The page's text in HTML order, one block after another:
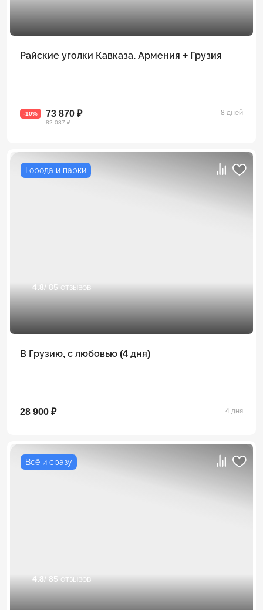
Райские уголки Кавказа. Армения + Грузия
-10% 73 870 ₽
82 087 ₽
8 дней
Города и парки
4.8/ 85 отзывов
В Грузию, с любовью (4 дня)
28 900 ₽ 4 дня
Всё и сразу
4.8/ 85 отзывов